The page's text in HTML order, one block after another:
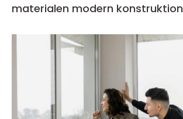
materialen modern konstruktion